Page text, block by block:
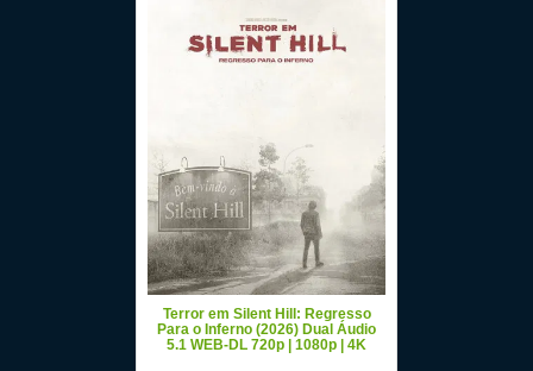
Terror em Silent Hill: Regresso
Para o Inferno (2026) Dual Áudio
5.1 WEB-DL 720p | 1080p | 4K